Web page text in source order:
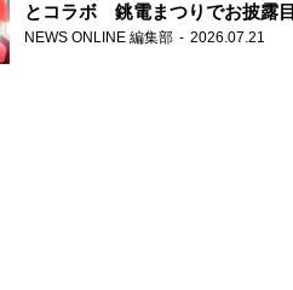
とコラボ 銚電まつりでお披露目
NEWS ONLINE 編集部 2026.07.21